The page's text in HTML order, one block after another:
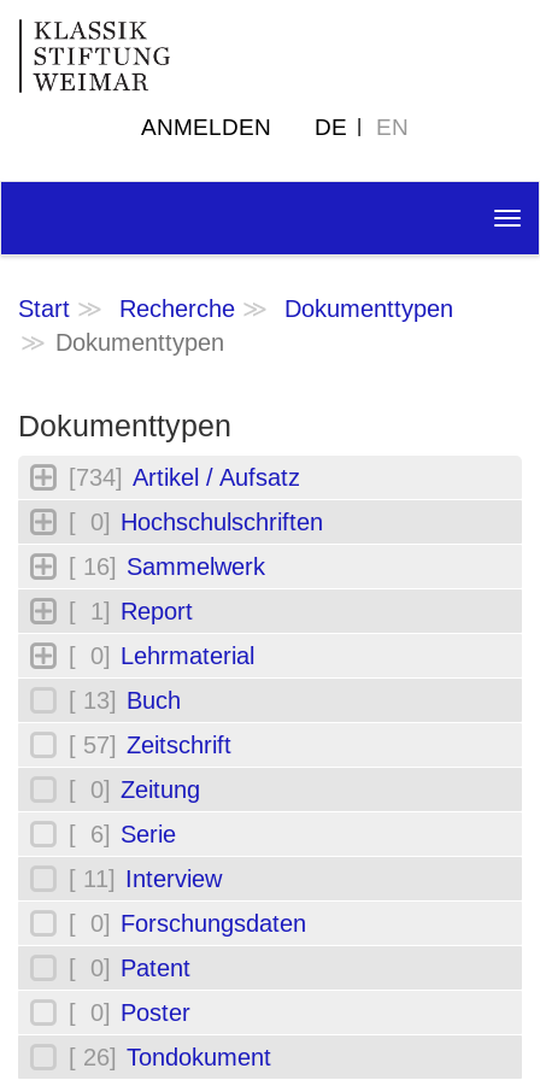
ANMELDEN DE EN
Start Recherche
Dokumenttypen
Dokumenttypen
Dokumenttypen
[734] Artikel / Aufsatz
[ 0] Hochschulschriften
[ 16] Sammelwerk
[ 1] Report
[ 0] Lehrmaterial
[ 13] Buch
[ 57] Zeitschrift
[ 0] Zeitung
[ 6] Serie
[ 11] Interview
[ 0] Forschungsdaten
[ 0] Patent
[ 0] Poster
[ 26] Tondokument